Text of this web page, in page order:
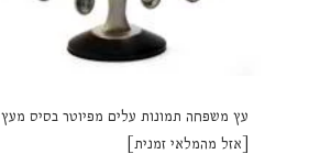
עץ משפחה תמונות עלים מפיוטר בסיס מעץ
[אזל מהמלאי זמנית]